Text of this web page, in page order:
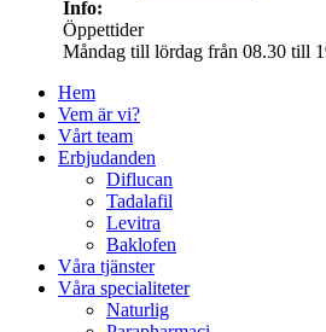
Info:
Öppettider
Måndag till lördag från 08.30 till
Hem
Vem är vi?
Vårt team
Erbjudanden
Diflucan
Tadalafil
Levitra
Baklofen
Våra tjänster
Våra specialiteter
Naturlig